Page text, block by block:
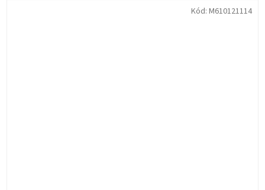
Kód: M610121114